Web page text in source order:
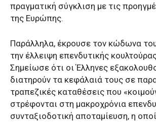
πραγματική σύγκλιση με τις
της Ευρώπης.
Παράλληλα, έκρουσε τον κώδωνα
την έλλειψη επενδυτικής
Σημείωσε ότι οι Έλληνες
διατηρούν τα κεφάλαιά τους σε
τραπεζικές καταθέσεις που
στρέφονται στη μακροχρόνια
συνταξιοδοτική αποταμίευση, η